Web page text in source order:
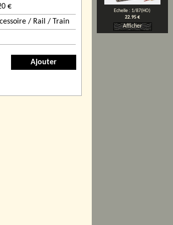
€
/ Rail / Train
Ajouter
Echelle : 1/87(HO)
22.95 €
Afficher